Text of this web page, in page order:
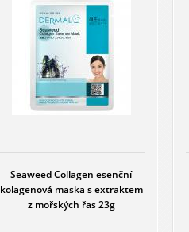
Seaweed Collagen esenční
kolagenová maska s extraktem
z mořských řas 23g